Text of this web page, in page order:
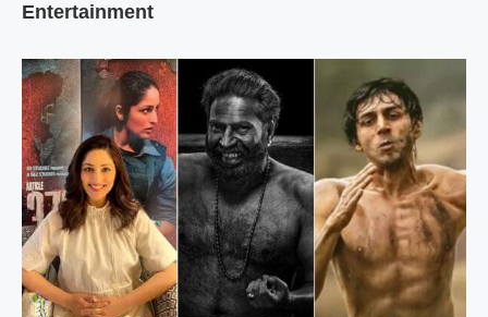
Entertainment